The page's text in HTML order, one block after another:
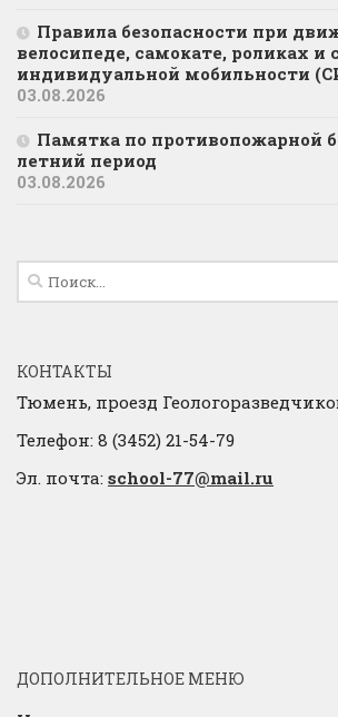
Правила безопасности при
велосипеде, самокате, роликах и
индивидуальной мобильности
03.08.2026
Памятка по противопожарной
летний период
03.08.2026
Найти:
КОНТАКТЫ
Тюмень, проезд
Телефон: 8 (3452) 21-54-79
Эл. почта: school-77@mail.ru
ДОПОЛНИТЕЛЬНОЕ МЕНЮ